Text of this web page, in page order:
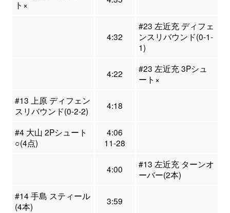
ト×
4:32
#23 左近充 ディフェ
ンスリバウンド(0-1-
1)
4:22
#23 左近充 3Pシュ
ート×
#13 上原 ディフェン
スリバウンド(0-2-2)
4:18
#4 大山 2Pシュート
○(4点)
4:06
11-28
4:00
#13 左近充 ターンオ
ーバー(2本)
#14 手島 スティール
(4本)
3:59